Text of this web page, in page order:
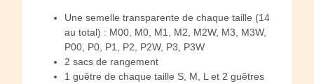
Une semelle transparente de chaque taille (14
au total) : M00, M0, M1, M2, M2W, M3, M3W,
P00, P0, P1, P2, P2W, P3, P3W
2 sacs de rangement
1 guêtre de chaque taille S, M, L et 2 guêtres